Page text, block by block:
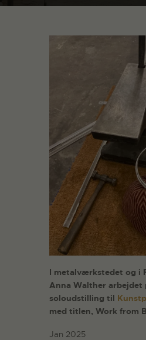
I metalværkstedet og i
Anna Walther arbejdet
soloudstilling til
med titlen, Work from
Jan 2025